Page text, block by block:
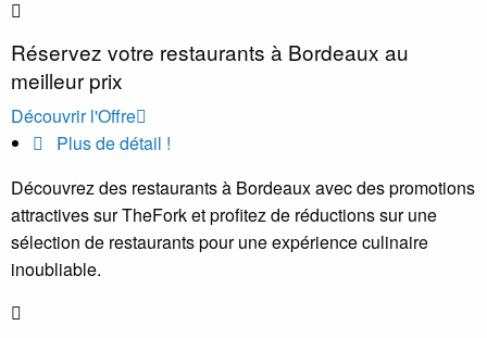
Réservez votre restaurants à Bordeaux au
meilleur prix
Découvrir l'Offre
Plus de détail !
Découvrez des restaurants à Bordeaux avec des promotions
attractives sur TheFork et profitez de réductions sur une
sélection de restaurants pour une expérience culinaire
inoubliable.